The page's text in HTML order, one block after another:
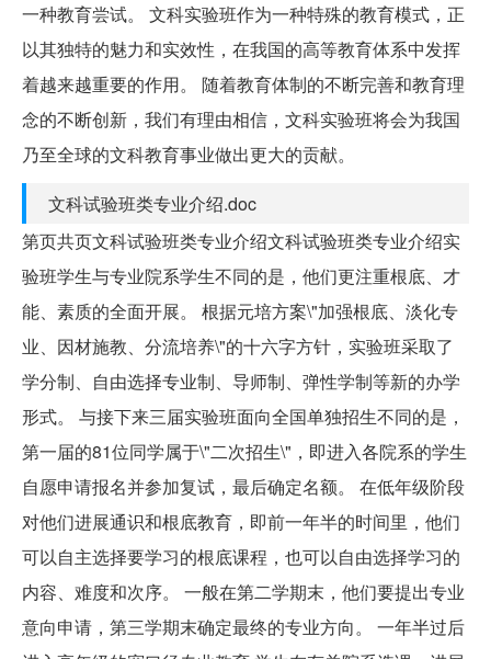
一种教育尝试。 文科实验班作为一种特殊的教育模式，正
以其独特的魅力和实效性，在我国的高等教育体系中发挥
着越来越重要的作用。 随着教育体制的不断完善和教育理
念的不断创新，我们有理由相信，文科实验班将会为我国
乃至全球的文科教育事业做出更大的贡献。
文科试验班类专业介绍.doc
第页共页文科试验班类专业介绍文科试验班类专业介绍实
验班学生与专业院系学生不同的是，他们更注重根底、才
能、素质的全面开展。 根据元培方案\"加强根底、淡化专
业、因材施教、分流培养\"的十六字方针，实验班采取了
学分制、自由选择专业制、导师制、弹性学制等新的办学
形式。 与接下来三届实验班面向全国单独招生不同的是，
第一届的81位同学属于\"二次招生\"，即进入各院系的学生
自愿申请报名并参加复试，最后确定名额。 在低年级阶段
对他们进展通识和根底教育，即前一年半的时间里，他们
可以自主选择要学习的根底课程，也可以自由选择学习的
内容、难度和次序。 一般在第二学期末，他们要提出专业
意向申请，第三学期末确定最终的专业方向。 一年半过后